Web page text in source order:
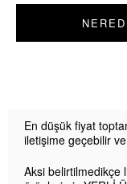
En düşük fiyat
iletişime geçebilir
Aksi belirtilmedikçe